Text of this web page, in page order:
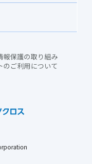
報保護の取り組み
のご利用について